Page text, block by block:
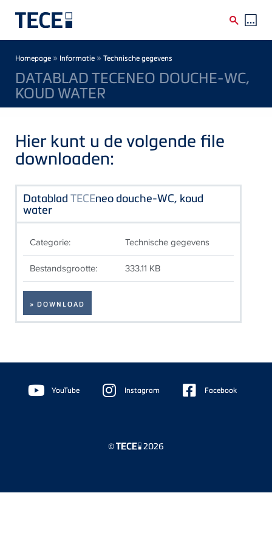
Breadcrumb
Homepage » Informatie » Technische gegevens
DATABLAD TECENEO DOUCHE-WC,
KOUD WATER
Hier kunt u de volgende file
downloaden:
Datablad TECEneo douche-WC, koud
water
Categorie: Technische gegevens
Bestandsgrootte: 333.11 KB
» DOWNLOAD
Floating
Sidebar YouTube Instagram Facebook
© 2026